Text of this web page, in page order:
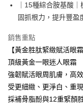
4.訂單成立30分鐘內，如
消。如遇「轉專審核」未
法說明評估內容。
1.分期款項不併入電信帳單
醒簡訊。
2.透過簡訊連結打開帳單
帳／街口支付／iPASS
【注意事項】
用戶於交易時，得透過本
１．簡單：不需註冊會員
２．便利：只要手機號碼
１．於結帳方式選擇「
結帳頁面，進行簡訊認證
２．訂單成立數日內，您
３．收到繳費通知簡訊後
ATM／網路銀行／等多元
※ 請注意：結帳手續完成
貨到付款
全家取貨付款
每筆NT$80，滿
付款後全家取貨
每筆NT$80，滿
｜15種綜合胺基酸
固抓根力，提升豐盈
銷售重點
【黃金胜肽緊緻賦活眼
頂級黃金一眼迷人眼霜
強韌賦活眼周肌膚，高
受更細緻、更淨白、重
採補骨脂酚與12重緊顏